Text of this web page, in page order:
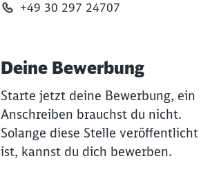
+49 30 297 24707
Deine Bewerbung
Starte jetzt deine Bewerbung, ein
Anschreiben brauchst du nicht.
Solange diese Stelle veröffentlicht
ist, kannst du dich bewerben.